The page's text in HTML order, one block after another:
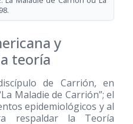
y
teoría
de Carrión, en
Maladie de Carrión”; el
epidemiológicos y al
respaldar la Teoría